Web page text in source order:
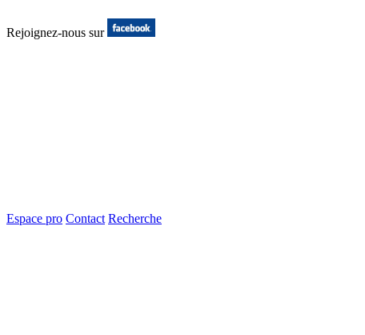
Rejoignez-nous sur
Espace pro Contact Recherche